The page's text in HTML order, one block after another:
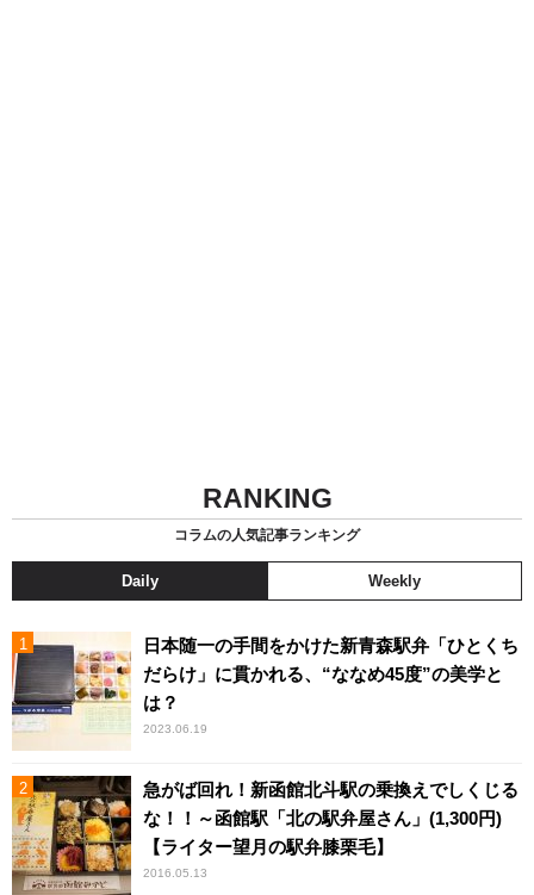
RANKING
コラムの人気記事ランキング
Daily Weekly
日本随一の手間をかけた新青森駅弁「ひとくち
だらけ」に貫かれる、“ななめ45度”の美学と
は？
2023.06.19
急がば回れ！新函館北斗駅の乗換えでしくじる
な！！～函館駅「北の駅弁屋さん」(1,300円)
【ライター望月の駅弁膝栗毛】
2016.05.13